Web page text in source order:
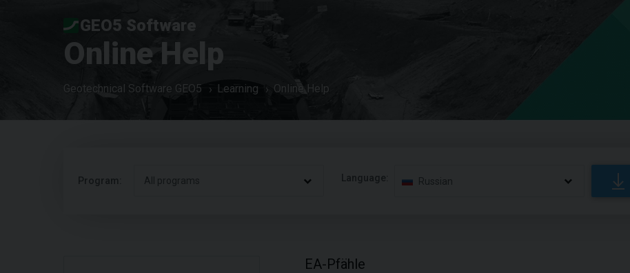
GEO5 Software
Online Help
Geotechnical Software GEO5 Learning Online Help
Program: All programs Language: Russian
EA-Pfähle